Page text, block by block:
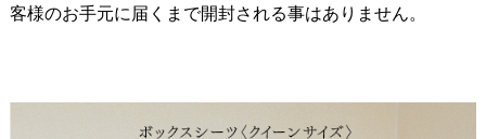
客様のお手元に届くまで開封される事はありません。